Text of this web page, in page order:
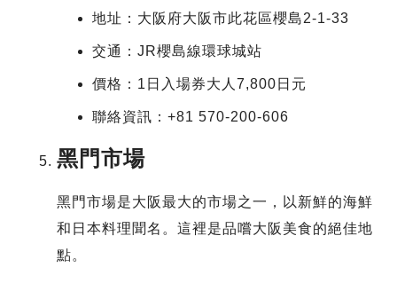
地址：大阪府大阪市此花區櫻島2-1-33
交通：JR櫻島線環球城站
價格：1日入場券大人7,800日元
聯絡資訊：+81 570-200-606
黑門市場
黑門市場是大阪最大的市場之一，以新鮮的海鮮
和日本料理聞名。這裡是品嚐大阪美食的絕佳地
點。